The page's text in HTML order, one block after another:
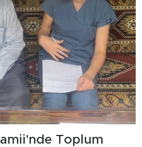
Toplum